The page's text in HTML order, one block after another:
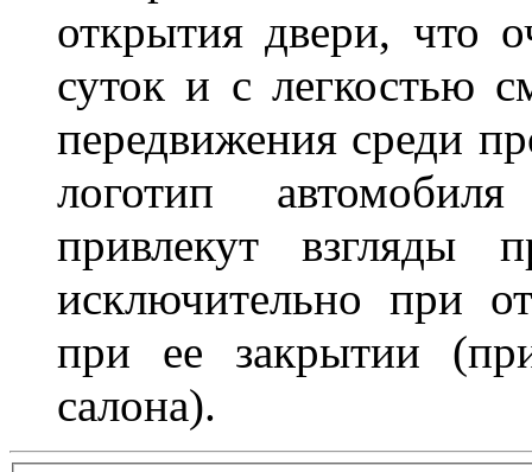
открытия двери, что
суток и с легкостью
передвижения среди
логотип
привлекут взгляды
исключительно при
при ее закрытии
салона).